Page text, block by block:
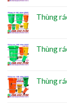
Thùng
Thùng
Thùng